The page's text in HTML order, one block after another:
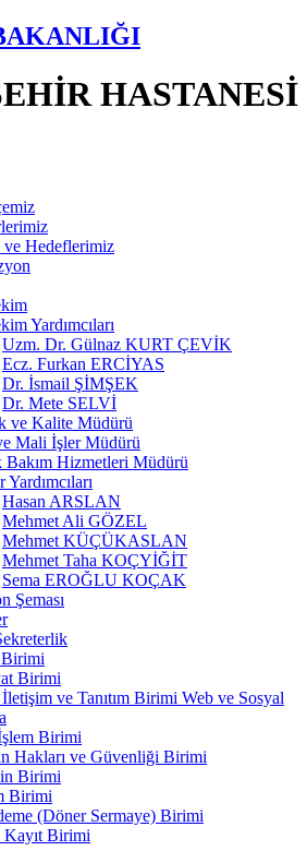
HASTANESİ
ve Hedeflerimiz
Yardımcıları
Uzm. Dr. Gülnaz KURT ÇEVİK
Ecz. Furkan ERCİYAS
Dr. İsmail ŞİMŞEK
Dr. Mete SELVİ
ve Kalite Müdürü
Mali İşler Müdürü
Bakım Hizmetleri Müdürü
Hasan ARSLAN
Mehmet Ali GÖZEL
Mehmet KÜÇÜKASLAN
Mehmet Taha KOÇYİĞİT
Sema EROĞLU KOÇAK
Şeması
Birimi
İletişim ve Tanıtım Birimi Web ve Sosyal
Birimi
Hakları ve Güvenliği Birimi
Birimi
Birimi
(Döner Sermaye) Birimi
Kayıt Birimi